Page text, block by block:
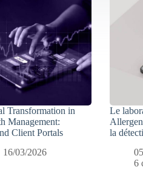
Transformation in
Management:
Client Portals
16/03/2026
Le
la
6